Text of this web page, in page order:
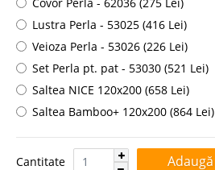
Lustra Perla - 53025 (416 Lei)
Veioza Perla - 53026 (226 Lei)
Set Perla pt. pat - 53030 (521 Lei)
Saltea NICE 120x200 (658 Lei)
Saltea Bamboo+ 120x200 (864 Lei)
Cantitate Cantitate: